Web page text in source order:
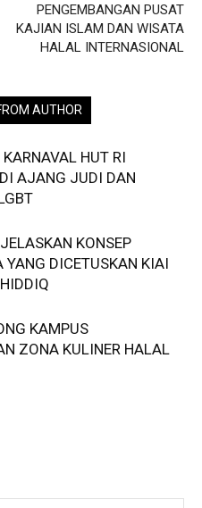
PENGEMBANGAN PUSAT
KAJIAN ISLAM DAN WISATA
HALAL INTERNASIONAL
AUTHOR
HUT RI
AJANG JUDI DAN
KONSEP
YANG DICETUSKAN KIAI
KAMPUS
ZONA KULINER HALAL